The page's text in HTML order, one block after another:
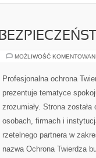
MOŻLIWOŚĆ
Profesjonalna ochrona
prezentuje tematyce
zrozumiały. Strona
osobach, firmach i
rzetelnego partnera w
nazwa Ochrona Twierdza